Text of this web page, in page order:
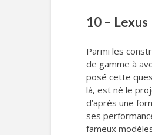
10 – Lexus
Parmi les
de gamme à
posé cette
là, est né le
d’après une
ses
fameux